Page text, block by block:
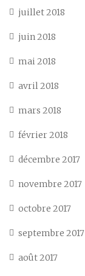
juillet 2018
juin 2018
mai 2018
avril 2018
mars 2018
février 2018
décembre 2017
novembre 2017
octobre 2017
septembre 2017
août 2017